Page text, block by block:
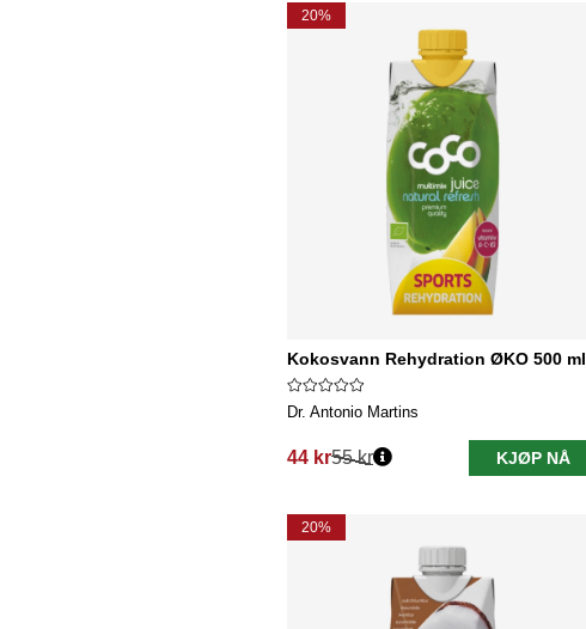
20%
Kokosvann Rehydration ØKO 500 ml
Dr. Antonio Martins
44 kr
Vanlig pris:
55 kr KJØP NÅ
20%